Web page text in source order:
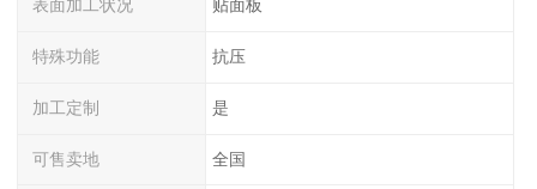
表面加工状况 贴面板
特殊功能 抗压
加工定制 是
可售卖地 全国